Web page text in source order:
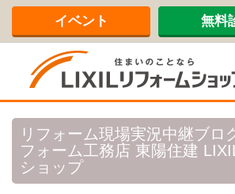
イベント 無料
リフォーム現場実況中継ブロ
フォーム工務店 東陽住建
ショップ